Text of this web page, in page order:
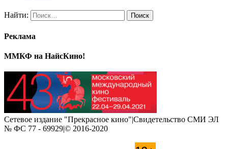
Найти:
Реклама
ММКФ на НайсКино!
Сетевое издание "Прекрасное кино"|Свидетельство СМИ ЭЛ
№ ФС 77 - 69929|© 2016-2020